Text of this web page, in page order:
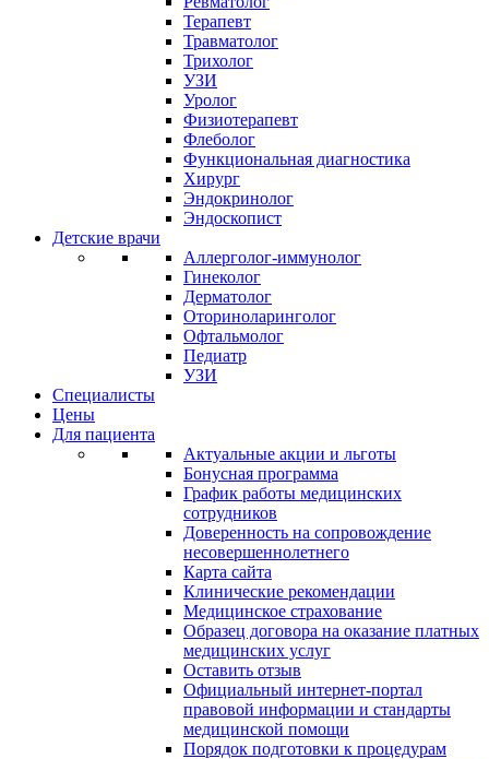
Терапевт
Травматолог
Трихолог
УЗИ
Уролог
Физиотерапевт
Флеболог
Функциональная диагностика
Хирург
Эндокринолог
Эндоскопист
Детские врачи
Аллерголог-иммунолог
Гинеколог
Дерматолог
Оториноларинголог
Офтальмолог
Педиатр
УЗИ
Специалисты
Цены
Для пациента
Актуальные акции и льготы
Бонусная программа
График работы медицинских
сотрудников
Доверенность на сопровождение
несовершеннолетнего
Карта сайта
Клинические рекомендации
Медицинское страхование
Образец договора на оказание платных
медицинских услуг
Оставить отзыв
Официальный интернет-портал
правовой информации и стандарты
медицинской помощи
Порядок подготовки к процедурам